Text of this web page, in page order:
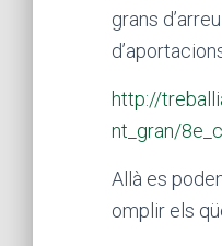
grans
http://
nt_gran/
Allà es
omplir els